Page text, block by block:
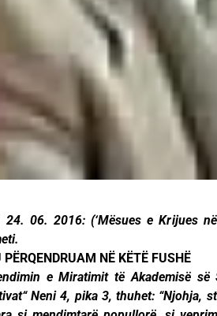
24. 06. 2016: (‘Mësues e Krijues
PËRQENDRUAM NË KËTË FUSHË
e Miratimit të Akademisë së
Neni 4, pika 3, thuhet: “Njohja,